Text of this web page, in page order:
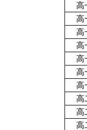
高
高
高
高
高
高
高
高
高
高